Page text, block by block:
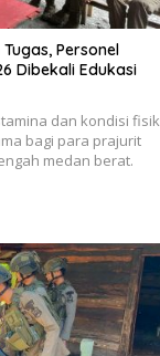
Personel
Dibekali Edukasi
dan kondisi fisik
bagi para prajurit
medan berat.